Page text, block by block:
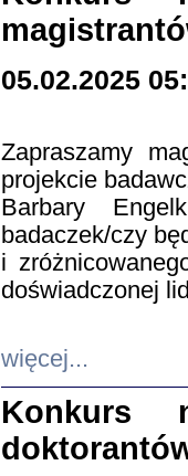
05.02.2025
Zapraszamy
projekcie
Barbary
badaczek/czy
i
doświadczonej
więcej...
Konkurs